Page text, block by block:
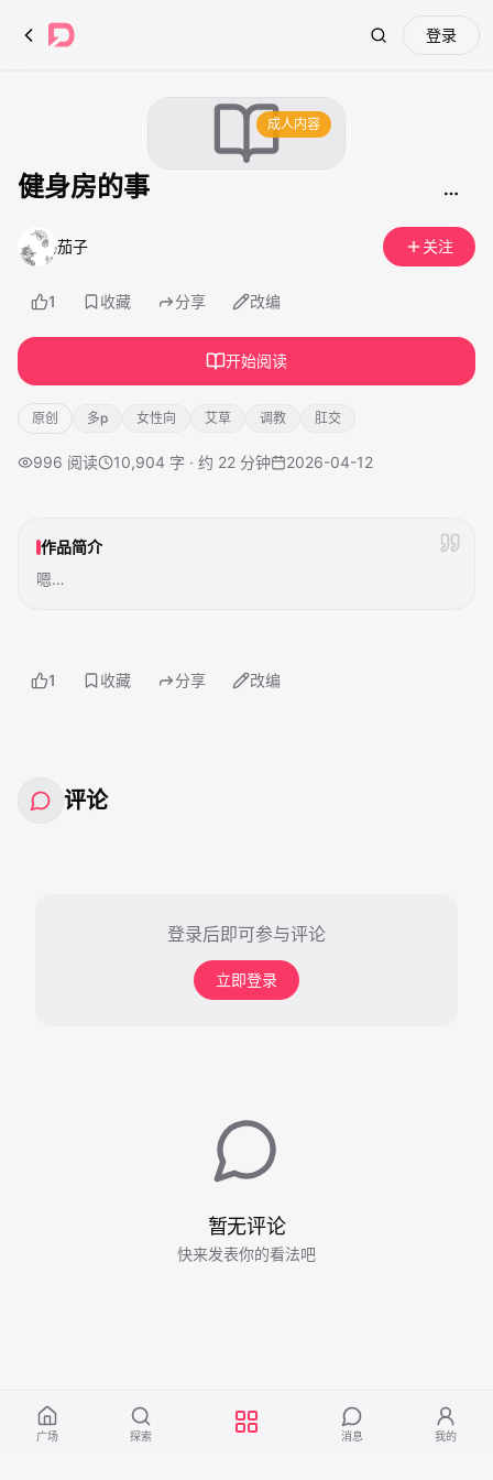
Search登录
成人内容
健身房的事
茄子 关注
1 收藏 分享 改编
开始阅读
原创 多p 女性向 艾草 调教 肛交
996 阅读 10,904 字 · 约 22 分钟 2026-04-12
作品简介
嗯…
1 收藏 分享 改编
评论
登录后即可参与评论
立即登录
暂无评论
快来发表你的看法吧
广场 探索 消息 我的